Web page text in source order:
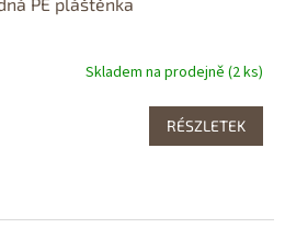
Skladem na prodejně (2 ks)
RÉSZLETEK